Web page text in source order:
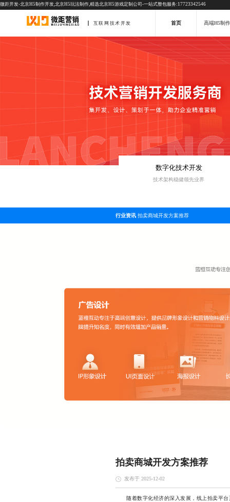
微距开发-北京H5制作开发,北京H5玩法制作,精选北京H5游戏定制公司-一站式整包服务:17723342546
互联网技术开发 首页 高端H5制作
数字化技术开发
技术架构稳健领先业界
行业资讯 拍卖商城开发方案推荐
拍卖商城开发方案推荐
发布于 2025-12-02
随着数字化经济的深入发展，线上拍卖平台